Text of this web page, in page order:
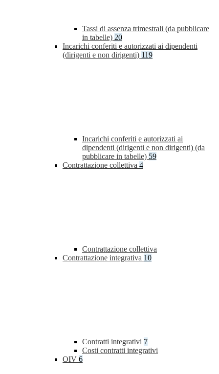
Tassi di assenza trimestrali (da pubblicare
in tabelle) 20
Incarichi conferiti e autorizzati ai dipendenti
(dirigenti e non dirigenti) 119
Incarichi conferiti e autorizzati ai
dipendenti (dirigenti e non dirigenti) (da
pubblicare in tabelle) 59
Contrattazione collettiva 4
Contrattazione collettiva
Contrattazione integrativa 10
Contratti integrativi 7
Costi contratti integrativi
OIV 6